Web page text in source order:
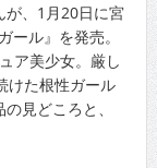
が、1月20日に宮
ル』を発売。
ア美少女。厳し
けた根性ガール
見どころと、